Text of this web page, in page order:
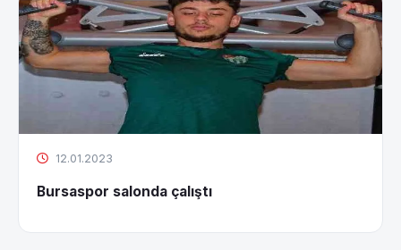
12.01.2023
Bursaspor salonda çalıştı